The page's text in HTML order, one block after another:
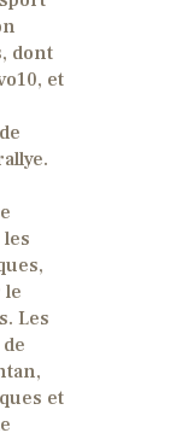
dont
et
le
Les
et